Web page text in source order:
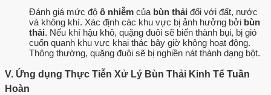
Đánh giá mức độ ô nhiễm của bùn thải đối với đất, nước
và không khí. Xác định các khu vực bị ảnh hưởng bởi bùn
thải. Nếu khí hậu khô, quặng đuôi sẽ biến thành bụi, bị gió
cuốn quanh khu vực khai thác bây giờ không hoạt động.
Thông thường, quặng đuôi sẽ bị nghiền nát thành dạng bột.
V. Ứng dụng Thực Tiễn Xử Lý Bùn Thải Kinh Tế Tuần
Hoàn